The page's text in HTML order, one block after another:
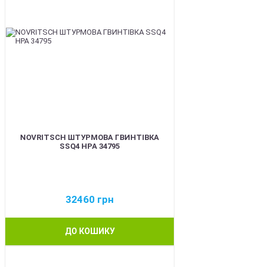
NOVRITSCH ШТУРМОВА ГВИНТІВКА
SSQ4 HPA 34795
32460 грн
ДО КОШИКУ